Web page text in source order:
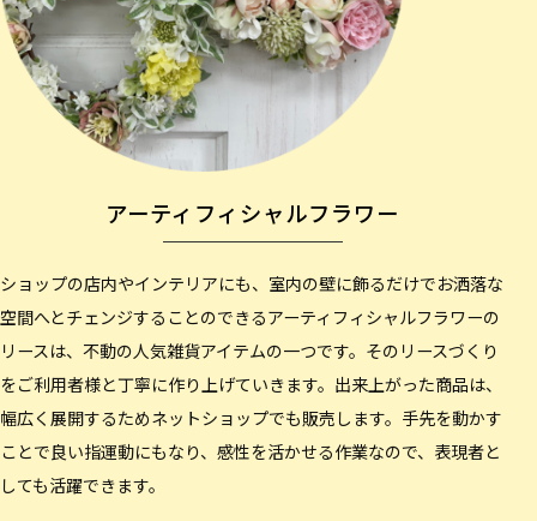
アーティフィシャルフラワー
ショップの店内やインテリアにも、室内の壁に飾るだけでお洒落な
空間へとチェンジすることのできるアーティフィシャルフラワーの
リースは、不動の人気雑貨アイテムの一つです。そのリースづくり
をご利用者様と丁寧に作り上げていきます。出来上がった商品は、
幅広く展開するためネットショップでも販売します。手先を動かす
ことで良い指運動にもなり、感性を活かせる作業なので、表現者と
しても活躍できます。